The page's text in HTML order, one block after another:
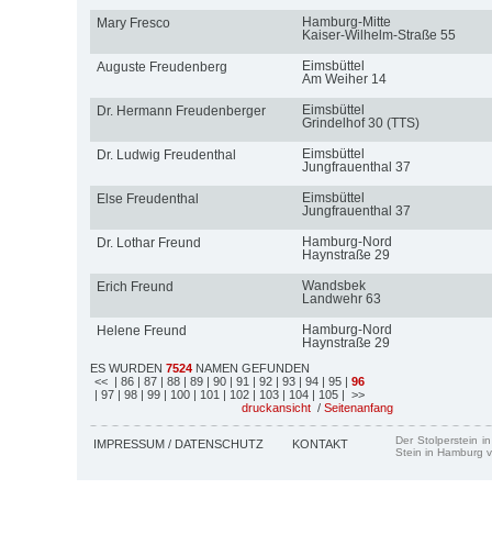
Mary Fresco
Hamburg-Mitte
Kaiser-Wilhelm-Straße 55
Auguste Freudenberg
Eimsbüttel
Am Weiher 14
Dr. Hermann Freudenberger
Eimsbüttel
Grindelhof 30 (TTS)
Dr. Ludwig Freudenthal
Eimsbüttel
Jungfrauenthal 37
Else Freudenthal
Eimsbüttel
Jungfrauenthal 37
Dr. Lothar Freund
Hamburg-Nord
Haynstraße 29
Erich Freund
Wandsbek
Landwehr 63
Helene Freund
Hamburg-Nord
Haynstraße 29
ES WURDEN 7524 NAMEN GEFUNDEN
<< | 86 | 87 | 88 | 89 | 90 | 91 | 92 | 93 | 94 | 95 | 96
| 97 | 98 | 99 | 100 | 101 | 102 | 103 | 104 | 105 | >>
druckansicht / Seitenanfang
IMPRESSUM / DATENSCHUTZ KONTAKT
Der Stolperstein
Stein in Hamburg